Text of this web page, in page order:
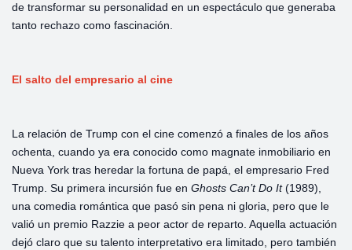
de transformar su personalidad en un espectáculo que generaba
tanto rechazo como fascinación.
El salto del empresario al cine
La relación de Trump con el cine comenzó a finales de los años
ochenta, cuando ya era conocido como magnate inmobiliario en
Nueva York tras heredar la fortuna de papá, el empresario Fred
Trump. Su primera incursión fue en Ghosts Can’t Do It(1989),
una comedia romántica que pasó sin pena ni gloria, pero que le
valió un premio Razzie a peor actor de reparto. Aquella actuación
dejó claro que su talento interpretativo era limitado, pero también